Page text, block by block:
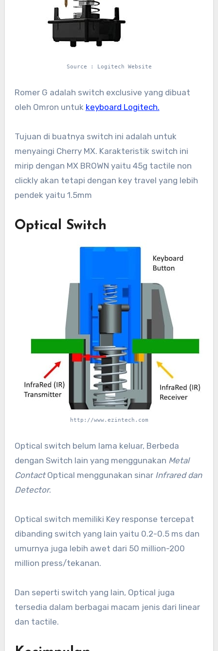
Source : Logitech Website
Romer G adalah switch exclusive yang dibuat
oleh Omron untuk keyboard Logitech.
Tujuan di buatnya switch ini adalah untuk
menyaingi Cherry MX. Karakteristik switch ini
mirip dengan MX BROWN yaitu 45g tactile non
clickly akan tetapi dengan key travel yang lebih
pendek yaitu 1.5mm
Optical Switch
http://www.ezintech.com
Optical switch belum lama keluar, Berbeda
dengan Switch lain yang menggunakan Metal
ContactOptical menggunakan sinar Infrared dan
Detector.
Optical switch memiliki Key response tercepat
dibanding switch yang lain yaitu 0.2-0.5 ms dan
umurnya juga lebih awet dari 50 million-200
million press/tekanan.
Dan seperti switch yang lain, Optical juga
tersedia dalam berbagai macam jenis dari linear
dan tactile.